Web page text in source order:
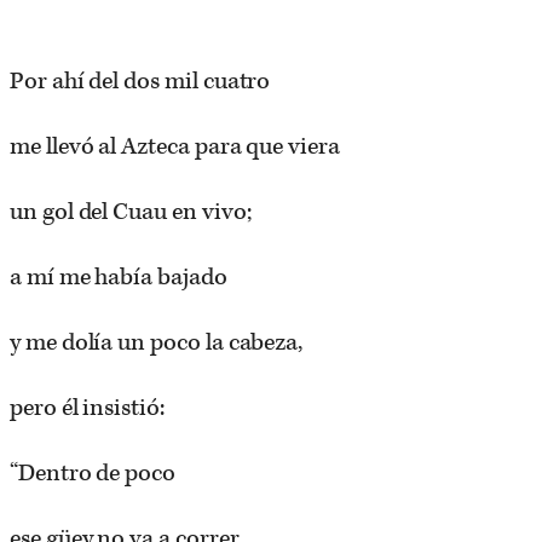
Por ahí del dos mil cuatro
me llevó al Azteca para que viera
un gol del Cuau en vivo;
a mí me había bajado
y me dolía un poco la cabeza,
pero él insistió:
“Dentro de poco